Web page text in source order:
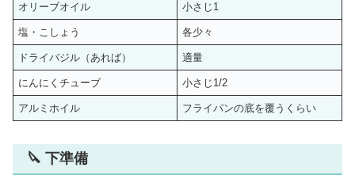
オリーブオイル 小さじ1
塩・こしょう 各少々
ドライバジル（あれば） 適量
にんにくチューブ 小さじ1/2
アルミホイル フライパンの底を覆うくらい
🔪 下準備